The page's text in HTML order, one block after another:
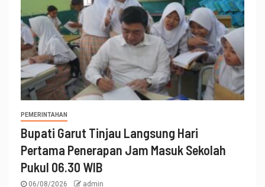
PEMERINTAHAN
Bupati Garut Tinjau Langsung Hari
Pertama Penerapan Jam Masuk Sekolah
Pukul 06.30 WIB
06/08/2026 admin